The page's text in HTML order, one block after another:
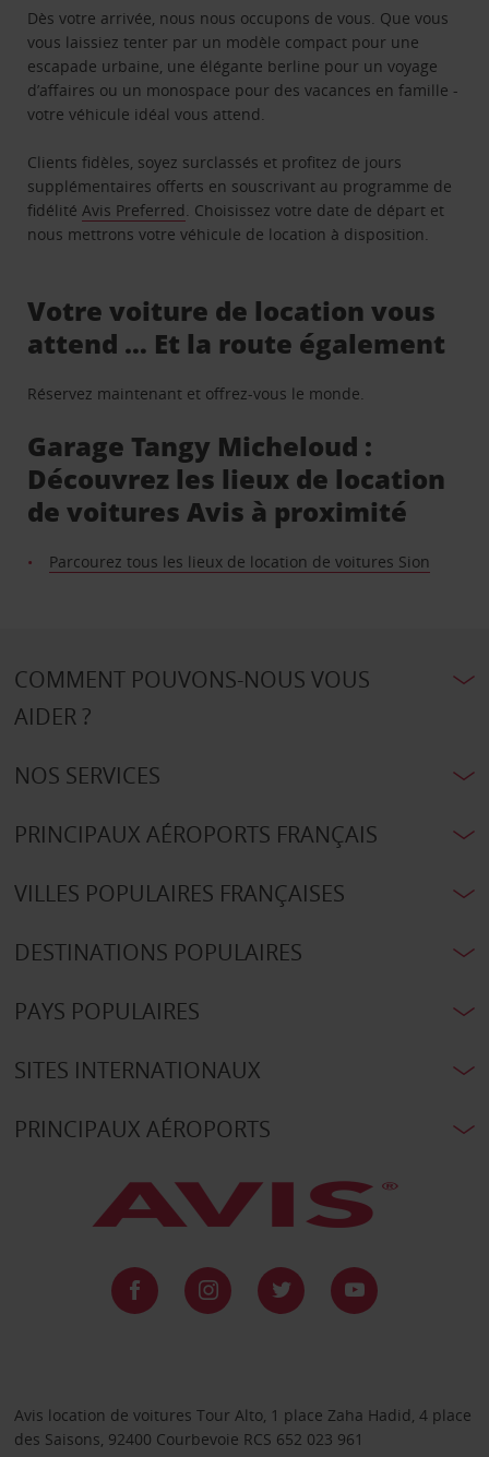
Dès votre arrivée, nous nous occupons de vous. Que vous
vous laissiez tenter par un modèle compact pour une
escapade urbaine, une élégante berline pour un voyage
d’affaires ou un monospace pour des vacances en famille -
votre véhicule idéal vous attend.
Clients fidèles, soyez surclassés et profitez de jours
supplémentaires offerts en souscrivant au programme de
fidélitéAvis Preferred. Choisissez votre date de départ et
nous mettrons votre véhicule de location à disposition.
Votre voiture de location vous
attend … Et la route également
Réservez maintenant et offrez-vous le monde.
Garage Tangy Micheloud :
Découvrez les lieux de location
de voitures Avis à proximité
Parcourez tous les lieux de location de voitures Sion
COMMENT POUVONS-NOUS VOUS
AIDER ?
NOS SERVICES
PRINCIPAUX AÉROPORTS FRANÇAIS
VILLES POPULAIRES FRANÇAISES
DESTINATIONS POPULAIRES
PAYS POPULAIRES
SITES INTERNATIONAUX
PRINCIPAUX AÉROPORTS
Avis location de voitures Tour Alto, 1 place Zaha Hadid, 4 place
des Saisons, 92400 Courbevoie RCS 652 023 961